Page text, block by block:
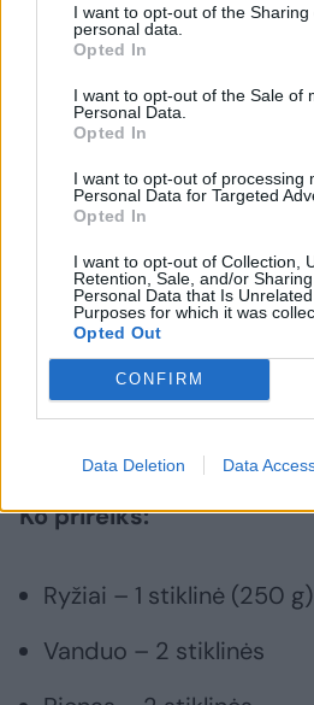
I want to opt-out of the Sharing
personal data.
Opted In
I want to opt-out of the Sale of
Personal Data.
Opted In
I want to opt-out of processing
Personal Data for Targeted
Opted In
I want to opt-out of Collection,
Retention, Sale, and/or
Personal Data that Is
Purposes for which it was
Opted Out
CONFIRM
Data Deletion Data
puikiai tinka bet kuriuo
sotiesiems pusryčiams,
vakarienei.
Ko prireiks:
Ryžiai – 1 stiklinė (250 g)
Vanduo – 2 stiklinės